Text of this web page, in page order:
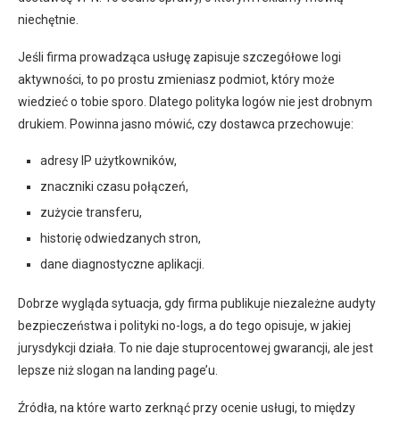
niechętnie.
Jeśli firma prowadząca usługę zapisuje szczegółowe logi
aktywności, to po prostu zmieniasz podmiot, który może
wiedzieć o tobie sporo. Dlatego polityka logów nie jest drobnym
drukiem. Powinna jasno mówić, czy dostawca przechowuje:
adresy IP użytkowników,
znaczniki czasu połączeń,
zużycie transferu,
historię odwiedzanych stron,
dane diagnostyczne aplikacji.
Dobrze wygląda sytuacja, gdy firma publikuje niezależne audyty
bezpieczeństwa i polityki no-logs, a do tego opisuje, w jakiej
jurysdykcji działa. To nie daje stuprocentowej gwarancji, ale jest
lepsze niż slogan na landing page’u.
Źródła, na które warto zerknąć przy ocenie usługi, to między